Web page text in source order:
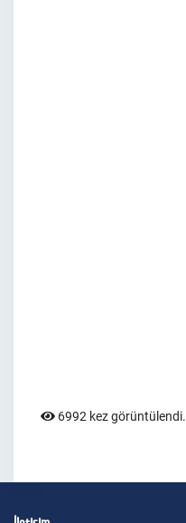
6992 kez görüntülendi.